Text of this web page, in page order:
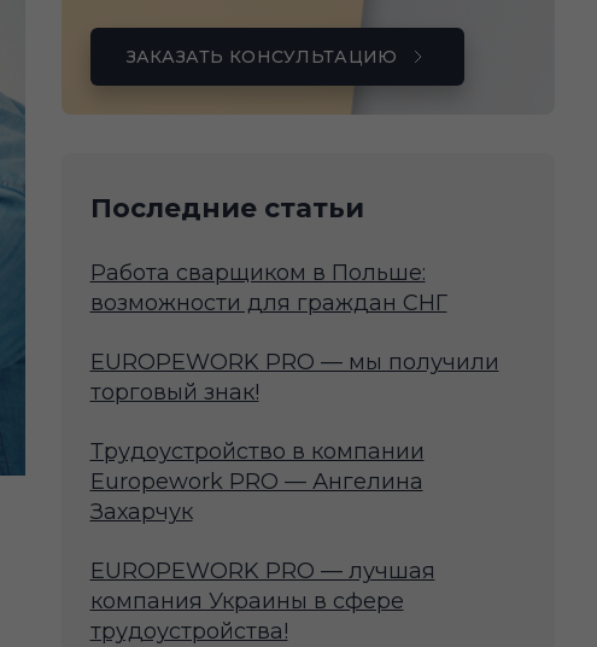
ЗАКАЗАТЬ КОНСУЛЬТАЦИЮ
Последние статьи
Работа сварщиком в Польше:
возможности для граждан СНГ
EUROPEWORK PRO — мы получили
торговый знак!
Трудоустройство в компании
Europework PRO — Ангелина
Захарчук
EUROPEWORK PRO — лучшая
компания Украины в сфере
трудоустройства!